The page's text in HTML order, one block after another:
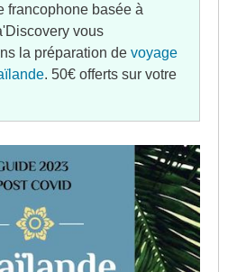
francophone basée à
vous
la préparation de voyage
. 50€ offerts sur votre